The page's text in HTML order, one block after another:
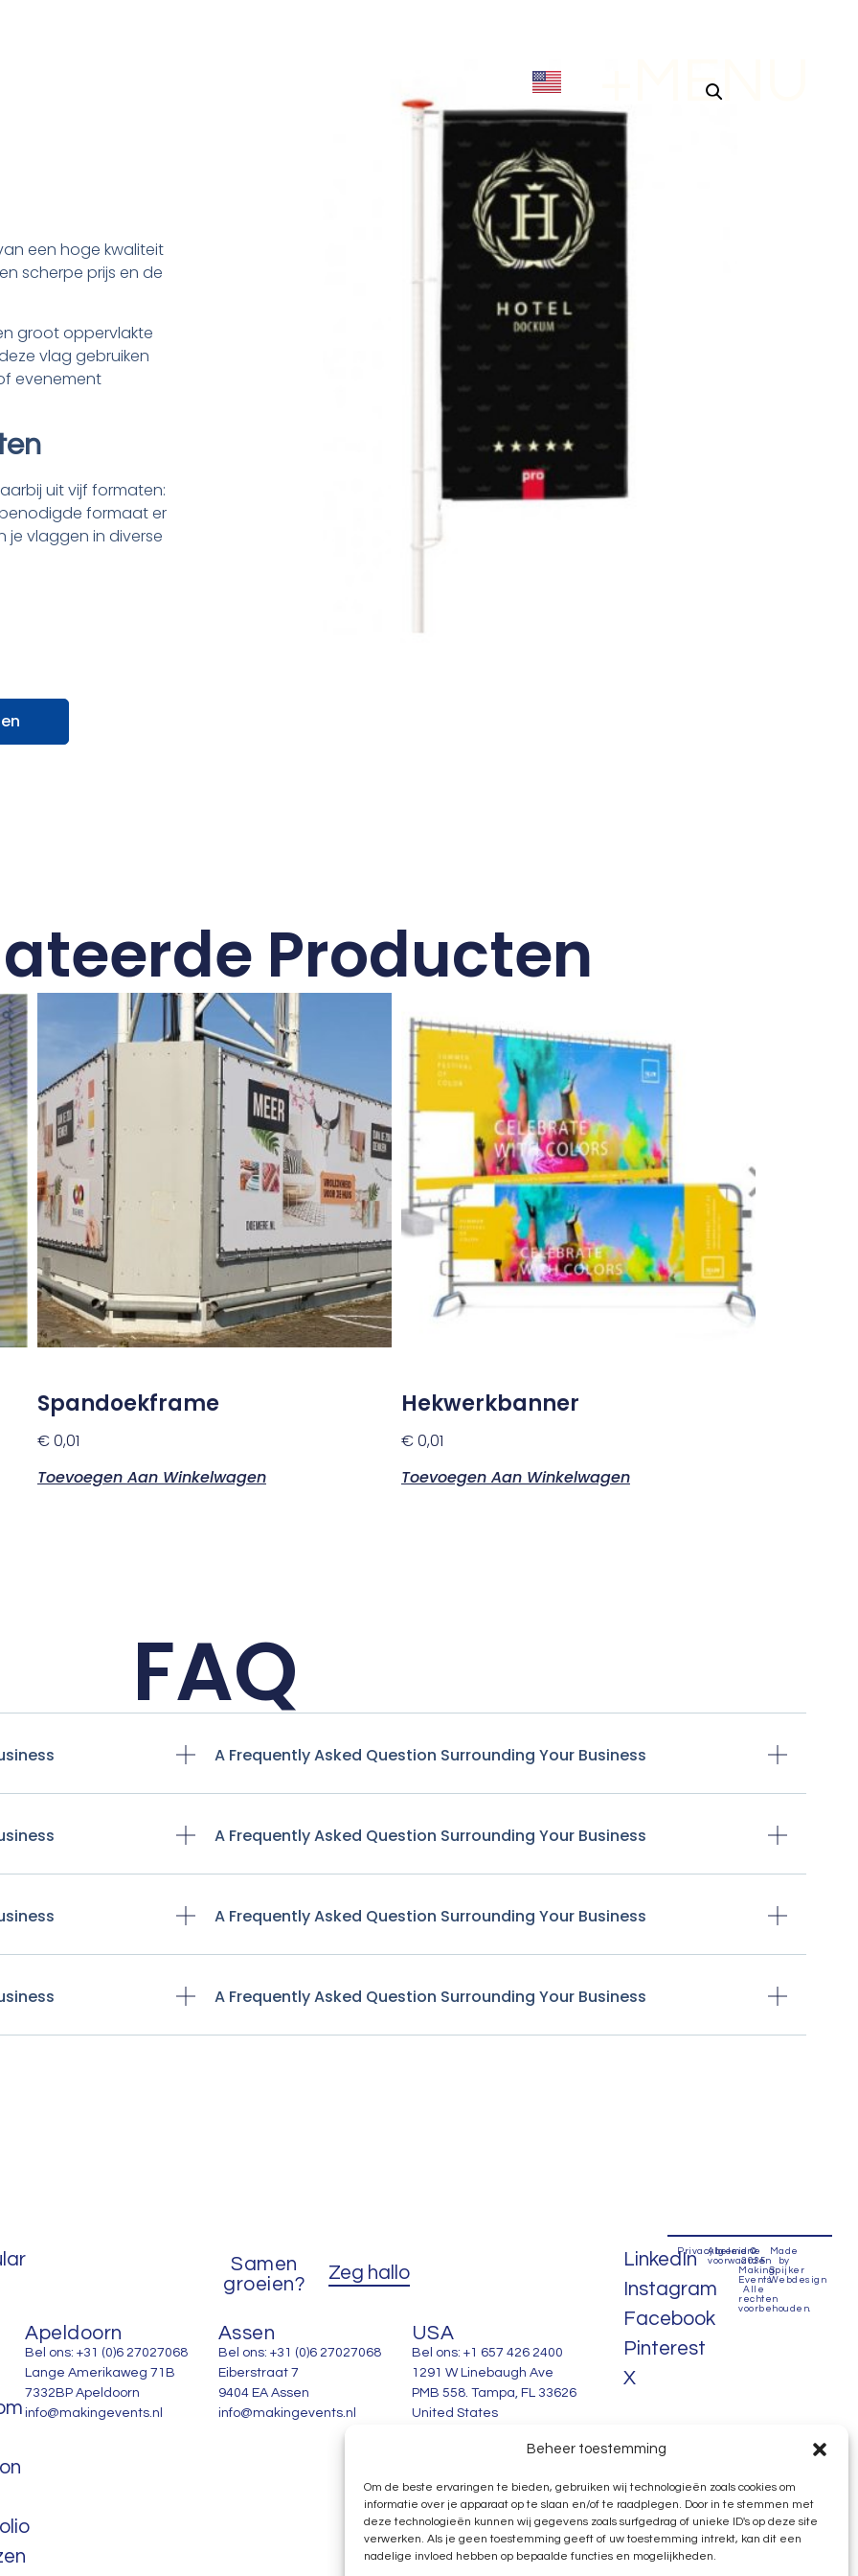
Beheer toestemming
Om de beste ervaringen te bieden, gebruiken wij technologieën zoals cookies om
informatie over je apparaat op te slaan en/of te raadplegen. Door in te stemmen met
deze technologieën kunnen wij gegevens zoals surfgedrag of unieke ID's op deze site
verwerken. Als je geen toestemming geeft of uw toestemming intrekt, kan dit een
nadelige invloed hebben op bepaalde functies en mogelijkheden.
+MENU
een hoge kwaliteit
scherpe prijs en de
groot oppervlakte
vlag gebruiken
evenement
uit vijf formaten:
benodigde formaat er
je vlaggen in diverse
Producten
Spandoekframe
€0,01
Toevoegen Aan Winkelwagen
Hekwerkbanner
€0,01
Toevoegen Aan Winkelwagen
FAQ
A Frequently Asked Question Surrounding Your Business
A Frequently Asked Question Surrounding Your Business
A Frequently Asked Question Surrounding Your Business
A Frequently Asked Question Surrounding Your Business
Samen
groeien?
Zeg hallo
Apeldoorn
Bel ons: +31 (0)6 27027068
Lange Amerikaweg 71B
7332BP Apeldoorn
info@makingevents.nl
Assen
Bel ons: +31 (0)6 27027068
Eiberstraat 7
9404 EA Assen
info@makingevents.nl
USA
Bel ons: +1 657 426 2400
1291 W Linebaugh Ave
PMB 558. Tampa, FL 33626
United States
LinkedIn
Instagram
Facebook
Pinterest
X
Privacybeleid
Algemene
voorwaarden
©
2035
Making
Events.
Alle
rechten
voorbehouden.
Made
by
Spijker
Webdesign